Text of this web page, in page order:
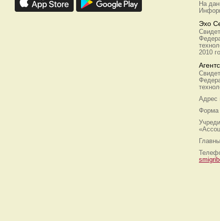
На
Эхо
2010
Адрес
Форма